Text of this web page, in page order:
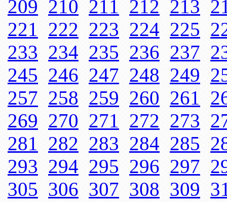
209 210 211 212 213
221
222 223 224 225
233 234 235 236 237
245 246 247 248 249
257 258 259 260 261
269 270 271 272 273
281
282 283 284 285
293 294 295 296 297
305 306 307 308 309